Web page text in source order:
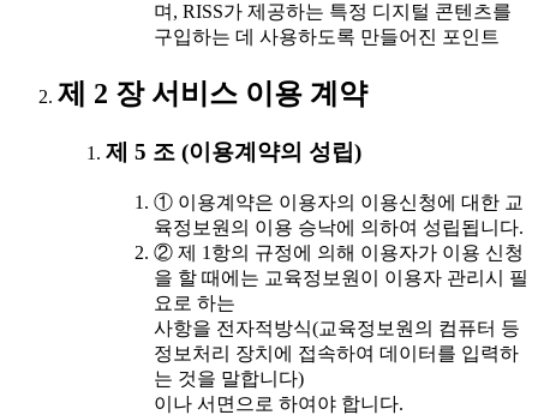
며, RISS가 제공하는 특정 디지털 콘텐츠를
구입하는 데 사용하도록 만들어진 포인트
제 2 장 서비스 이용 계약
제 5 조 (이용계약의 성립)
① 이용계약은 이용자의 이용신청에 대한 교
육정보원의 이용 승낙에 의하여 성립됩니다.
② 제 1항의 규정에 의해 이용자가 이용 신청
을 할 때에는 교육정보원이 이용자 관리시 필
요로 하는
사항을 전자적방식(교육정보원의 컴퓨터 등
정보처리 장치에 접속하여 데이터를 입력하
는 것을 말합니다)
이나 서면으로 하여야 합니다.